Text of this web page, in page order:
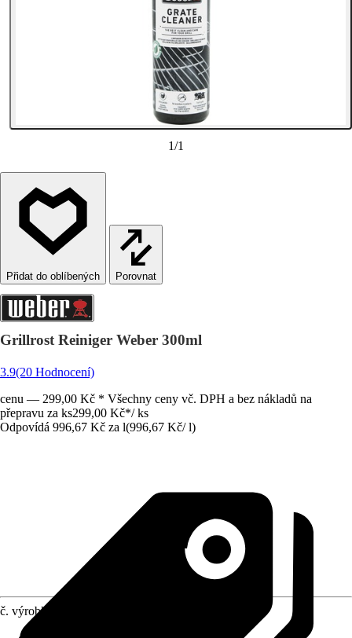
1/1
Porovnat
Grillrost Reiniger Weber 300ml
3.9(20 Hodnocení)
cenu — 299,00 Kč * Všechny ceny vč. DPH a bez nákladů na
přepravu za ks299,00 Kč*/ ks
Odpovídá 996,67 Kč za l(996,67 Kč/ l)
č. výrobku